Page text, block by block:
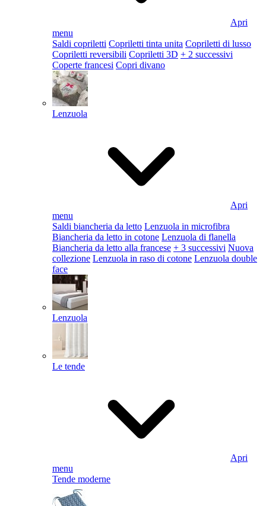
Apri
menu
Saldi copriletti Copriletti tinta unita Copriletti di lusso
Copriletti reversibili Copriletti 3D + 2 successivi
Coperte francesi Copri divano
Lenzuola
Apri
menu
Saldi biancheria da letto Lenzuola in microfibra
Biancheria da letto in cotone Lenzuola di flanella
Biancheria da letto alla francese + 3 successivi Nuova
collezione Lenzuola in raso di cotone Lenzuola double
face
Lenzuola
Le tende
Apri
menu
Tende moderne